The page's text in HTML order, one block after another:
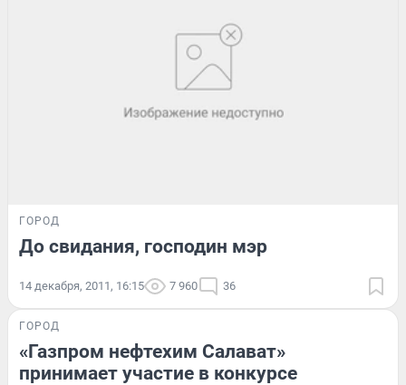
ГОРОД
До свидания, господин мэр
14 декабря, 2011, 16:15 7 960 36
ГОРОД
«Газпром нефтехим Салават»
принимает участие в конкурсе